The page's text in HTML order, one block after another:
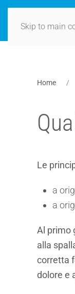
Skip to main
Home
Le
a
a
Al primo
alla
corretta
dolore e